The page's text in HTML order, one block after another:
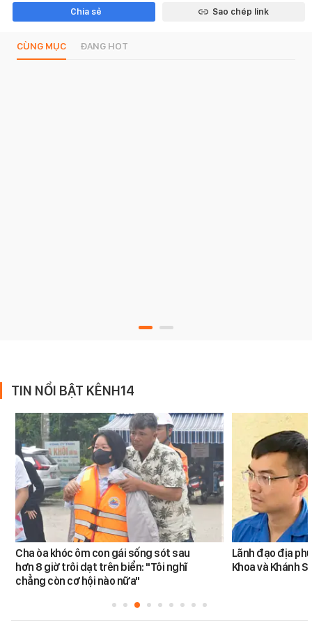
Chia sẻ Sao chép link
CÙNG MỤC ĐANG HOT
TIN NỔI BẬT KÊNH14
Cha òa khóc ôm con gái sống sót sau
hơn 8 giờ trôi dạt trên biển: "Tôi nghĩ
chẳng còn cơ hội nào nữa"
Lãnh đạo địa
Khoa và Khánh